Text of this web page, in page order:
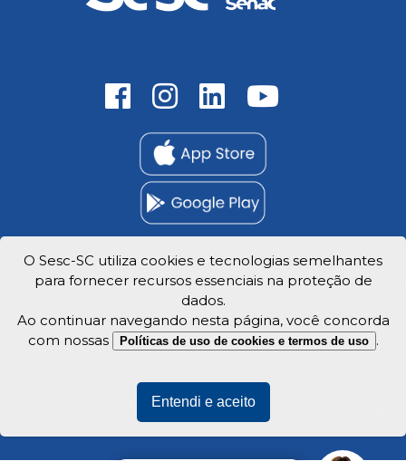
Trabalhe Conosco
Privacidade e dados
Veja o mapa do site
O Sesc-SC utiliza cookies e tecnologias semelhantes
para fornecer recursos essenciais na proteção de
dados.
Ao continuar navegando nesta página, você concorda
com nossas
Políticas de uso de cookies e termos de uso .
Entendi e aceito